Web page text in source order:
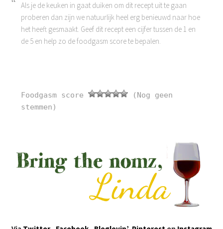
Als je de keuken in gaat duiken om dit recept uit te gaan
proberen dan zijn we natuurlijk heel erg benieuwd naar hoe
het heeft gesmaakt. Geef dit recept een cijfer tussen de 1 en
de 5 en help zo de foodgasm score te bepalen.
Foodgasm score
(Nog geen
stemmen)